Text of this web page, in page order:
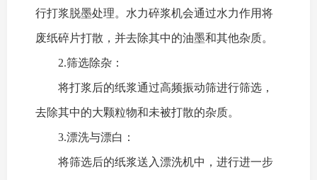
行打浆脱墨处理。水力碎浆机会通过水力作用将
废纸碎片打散，并去除其中的油墨和其他杂质。
2.筛选除杂：
将打浆后的纸浆通过高频振动筛进行筛选，
去除其中的大颗粒物和未被打散的杂质。
3.漂洗与漂白：
将筛选后的纸浆送入漂洗机中，进行进一步